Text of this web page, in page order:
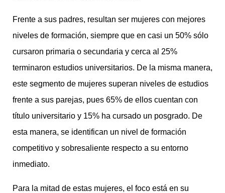
Frente a sus padres, resultan ser mujeres con mejores
niveles de formación, siempre que en casi un 50% sólo
cursaron primaria o secundaria y cerca al 25%
terminaron estudios universitarios. De la misma manera,
este segmento de mujeres superan niveles de estudios
frente a sus parejas, pues 65% de ellos cuentan con
título universitario y 15% ha cursado un posgrado. De
esta manera, se identifican un nivel de formación
competitivo y sobresaliente respecto a su entorno
inmediato.
Para la mitad de estas mujeres, el foco está en su